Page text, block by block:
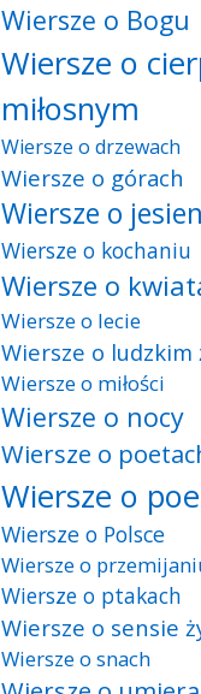
Wiersze o Bogu
Wiersze o
miłosnym
Wiersze o drzewach
Wiersze o górach
Wiersze o
Wiersze o kochaniu
Wiersze o
Wiersze o lecie
Wiersze o ludzkim
Wiersze o miłości
Wiersze o nocy
Wiersze o
Wiersze o
Wiersze o Polsce
Wiersze o
Wiersze o ptakach
Wiersze o sensie
Wiersze o snach